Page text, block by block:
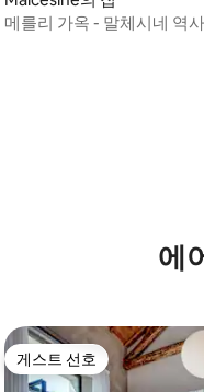
점 만점), 후기 10개
메를리 가옥 - 말체시네 역
에
게스트 선호
게스트 선호